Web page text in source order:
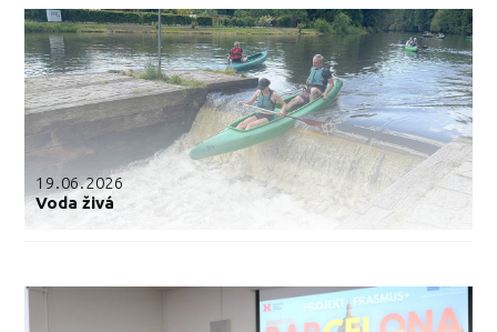
19.06.2026
Voda živá